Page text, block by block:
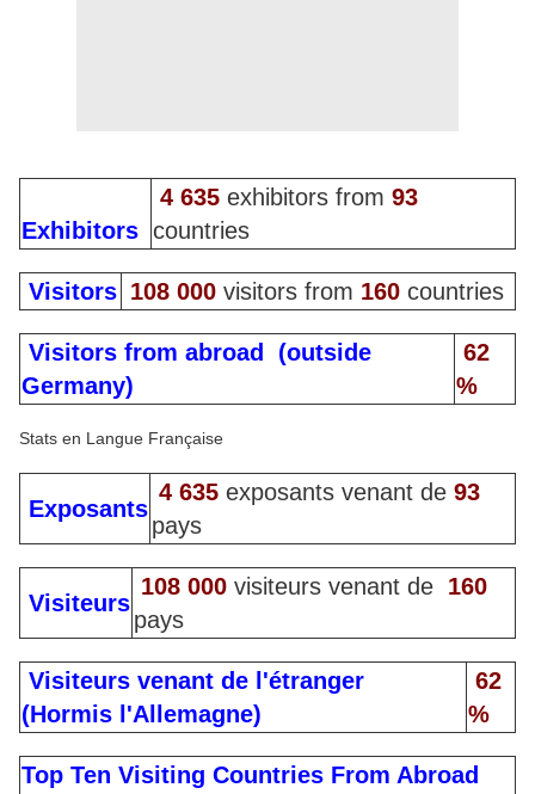
Exhibitors
4 635 exhibitors from 93
countries
Visitors 108 000 visitors from 160 countries
Visitors from abroad (outside
Germany)
62
%
Stats en Langue Française
Exposants
4 635 exposants venant de 93
pays
Visiteurs
108 000 visiteurs venant de 160
pays
Visiteurs venant de l'étranger
(Hormis l'Allemagne)
62
%
Top Ten Visiting Countries From Abroad